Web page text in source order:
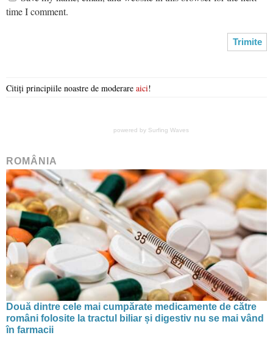
time I comment.
Citiți principiile noastre de moderare aici!
powered by Surfing Waves
ROMÂNIA
Două dintre cele mai cumpărate medicamente de către
români folosite la tractul biliar și digestiv nu se mai vând
în farmacii